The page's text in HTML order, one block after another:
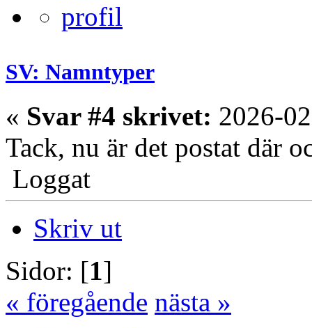
SV: Namntyper
« Svar #4 skrivet: 2026-
Tack, nu är det postat där
Loggat
Skriv ut
Sidor: [1]
« föregående nästa »